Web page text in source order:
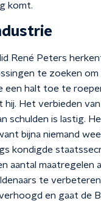
komt.
René Peters
te zoeken om
een halt toe te
hij. Het verbieden
schulden is lastig.
bijna niemand
kondigde
aantal maatregelen
te
en gaat de